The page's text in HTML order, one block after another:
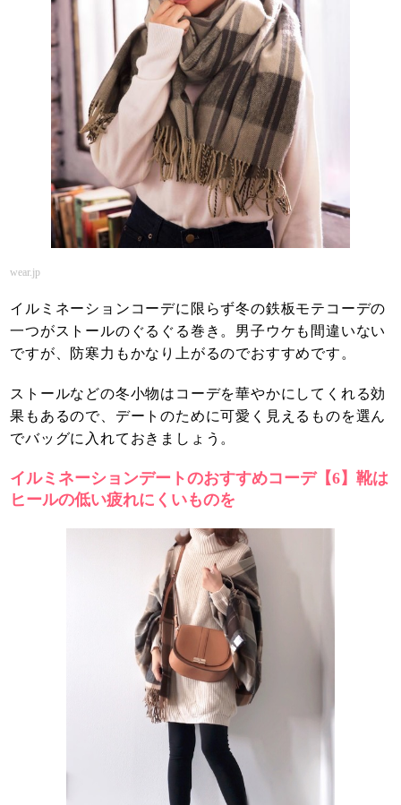
wear.jp
イルミネーションコーデに限らず冬の鉄板モテコーデの
一つがストールのぐるぐる巻き。男子ウケも間違いない
ですが、防寒力もかなり上がるのでおすすめです。
ストールなどの冬小物はコーデを華やかにしてくれる効
果もあるので、デートのために可愛く見えるものを選ん
でバッグに入れておきましょう。
イルミネーションデートのおすすめコーデ【6】靴は
ヒールの低い疲れにくいものを